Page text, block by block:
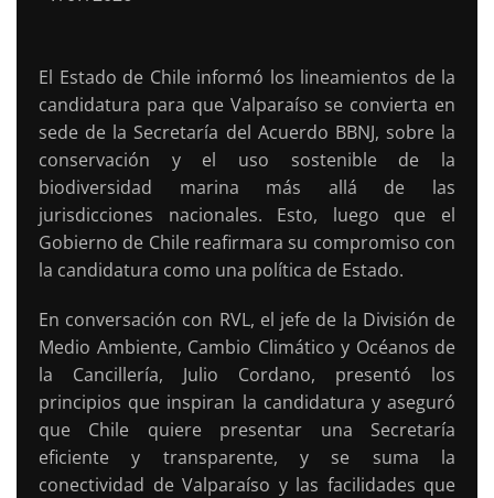
El Estado de Chile informó los lineamientos de la
candidatura para que Valparaíso se convierta en
sede de la Secretaría del Acuerdo BBNJ, sobre la
conservación y el uso sostenible de la
biodiversidad marina más allá de las
jurisdicciones nacionales. Esto, luego que el
Gobierno de Chile reafirmara su compromiso con
la candidatura como una política de Estado.
En conversación con RVL, el jefe de la División de
Medio Ambiente, Cambio Climático y Océanos de
la Cancillería, Julio Cordano, presentó los
principios que inspiran la candidatura y aseguró
que Chile quiere presentar una Secretaría
eficiente y transparente, y se suma la
conectividad de Valparaíso y las facilidades que